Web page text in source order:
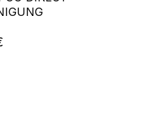
Preis: